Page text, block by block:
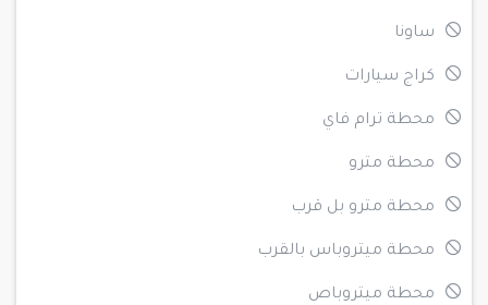
ساونا
كراج سيارات
محطة ترام فاي
محطة مترو
محطة مترو بل قرب
محطة ميتروباس بالقرب
محطة ميتروباص